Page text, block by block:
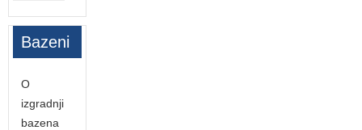
Bazeni
O
izgradnji
bazena